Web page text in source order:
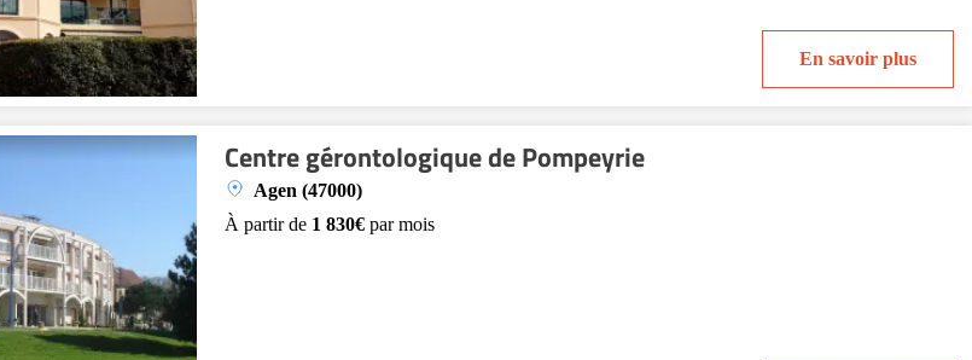
En savoir plus
Centre gérontologique de Pompeyrie
Agen (47000)
À partir de 1 830€ par mois